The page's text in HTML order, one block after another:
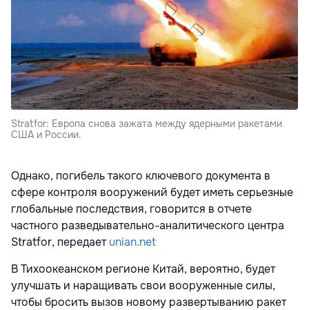
Stratfor: Европа снова зажата между ядерными ракетами
США и России.
Однако, погибель такого ключевого документа в
сфере контроля вооружений будет иметь серьезные
глобальные последствия, говорится в отчете
частного разведывательно-аналитического центра
Stratfor, передаетunian.net
В Тихоокеанском регионе Китай, вероятно, будет
улучшать и наращивать свои вооруженные силы,
чтобы бросить вызов новому развертыванию ракет